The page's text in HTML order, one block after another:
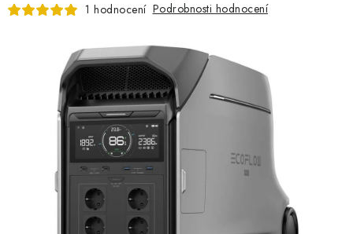
AKU NÁŘADÍ
ODVLHČOVAČE
AKUMULAČNÍ KAMNA
1 hodnocení Podrobnosti hodnocení